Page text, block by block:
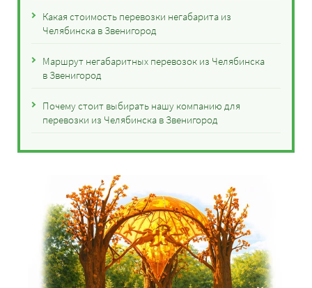
Какая стоимость перевозки негабарита из
Челябинска в Звенигород
Маршрут негабаритных перевозок из Челябинска
в Звенигород
Почему стоит выбирать нашу компанию для
перевозки из Челябинска в Звенигород